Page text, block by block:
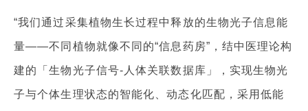
“我们通过采集植物生长过程中释放的生物光子信息能
量——不同植物就像不同的“信息药房”，结中医理论构
建的「生物光子信号-人体关联数据库」，实现生物光
子与个体生理状态的智能化、动态化匹配，采用低能